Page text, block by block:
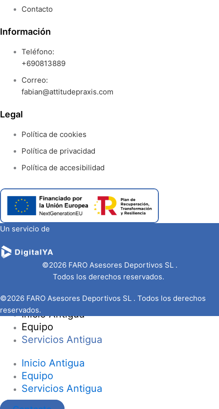
Contacto
Información
Teléfono:
+690813889
Correo:
fabian@attitudepraxis.com
Legal
Política de cookies
Política de privacidad
Política de accesibilidad
Un servicio de
©2026 FARO Asesores Deportivos SL .
Todos los derechos reservados.
©2026 FARO Asesores Deportivos SL . Todos los derechos
reservados.Inicio Antigua
Equipo
Servicios Antigua
Inicio Antigua
Equipo
Servicios Antigua